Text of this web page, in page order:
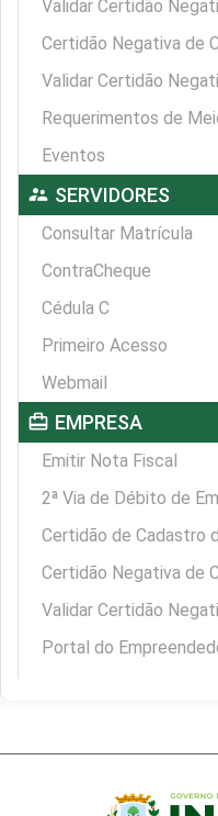
Validar Certidão
Certidão Negativa de
Validar Certidão
Requerimentos de
Eventos
supervisor_account SERVIDORES
Consultar Matrícula
ContraCheque
Cédula C
Primeiro Acesso
Webmail
card_travel EMPRESA
Emitir Nota Fiscal
2ª Via de Débito de
Certidão de Cadastro
Certidão Negativa de
Validar Certidão
Portal do